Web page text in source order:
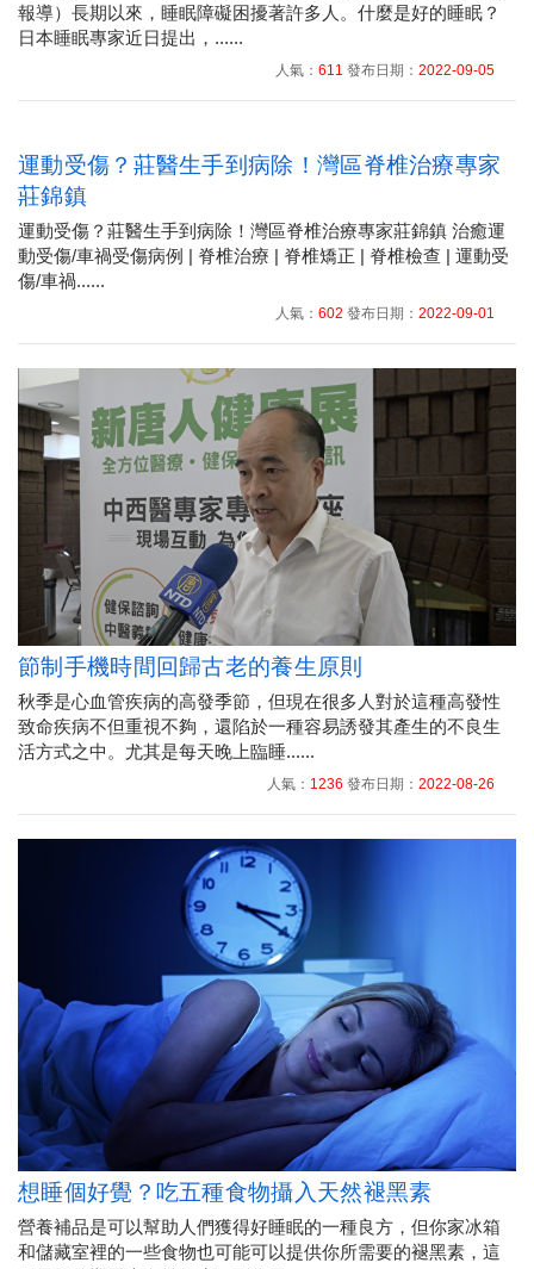
報導）長期以來，睡眠障礙困擾著許多人。什麼是好的睡眠？
日本睡眠專家近日提出，......
人氣： 611 發布日期： 2022-09-05
運動受傷？莊醫生手到病除！灣區脊椎治療專家
莊錦鎮
運動受傷？莊醫生手到病除！灣區脊椎治療專家莊錦鎮 治癒運
動受傷/車禍受傷病例 | 脊椎治療 | 脊椎矯正 | 脊椎檢查 | 運動受
傷/車禍......
人氣： 602 發布日期： 2022-09-01
節制手機時間回歸古老的養生原則
秋季是心血管疾病的高發季節，但現在很多人對於這種高發性
致命疾病不但重視不夠，還陷於一種容易誘發其產生的不良生
活方式之中。尤其是每天晚上臨睡......
人氣： 1236 發布日期： 2022-08-26
想睡個好覺？吃五種食物攝入天然褪黑素
營養補品是可以幫助人們獲得好睡眠的一種良方，但你家冰箱
和儲藏室裡的一些食物也可能可以提供你所需要的褪黑素，這